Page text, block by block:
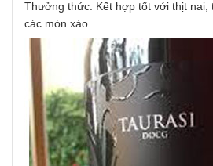
Thưởng thức: Kết hợp tốt với thịt nai,
các món xào.